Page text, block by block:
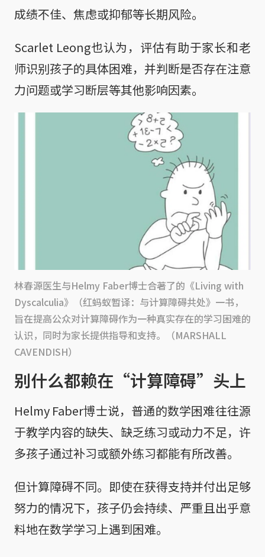
成绩不佳、焦虑或抑郁等长期风险。
Scarlet Leong也认为，评估有助于家长和老
师识别孩子的具体困难，并判断是否存在注意
力问题或学习断层等其他影响因素。
林春源医生与Helmy Faber博士合著了的《Living with
Dyscalculia》（红蚂蚁暂译：与计算障碍共处》一书，
旨在提高公众对计算障碍作为一种真实存在的学习困难的
认识，同时为家长提供指导和支持。（MARSHALL
CAVENDISH）
别什么都赖在“计算障碍”头上
Helmy Faber博士说，普通的数学困难往往源
于教学内容的缺失、缺乏练习或动力不足，许
多孩子通过补习或额外练习都能有所改善。
但计算障碍不同。即使在获得支持并付出足够
努力的情况下，孩子仍会持续、严重且出乎意
料地在数学学习上遇到困难。